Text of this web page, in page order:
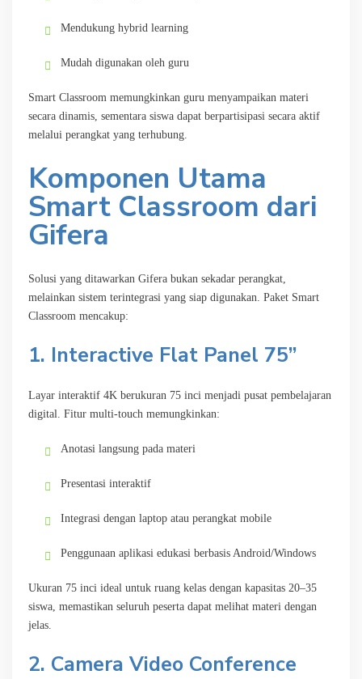
Mendukung hybrid learning
Mudah digunakan oleh guru
Smart Classroom memungkinkan guru menyampaikan materi
secara dinamis, sementara siswa dapat berpartisipasi secara aktif
melalui perangkat yang terhubung.
Komponen Utama
Smart Classroom dari
Gifera
Solusi yang ditawarkan Gifera bukan sekadar perangkat,
melainkan sistem terintegrasi yang siap digunakan. Paket Smart
Classroom mencakup:
1. Interactive Flat Panel 75”
Layar interaktif 4K berukuran 75 inci menjadi pusat pembelajaran
digital. Fitur multi-touch memungkinkan:
Anotasi langsung pada materi
Presentasi interaktif
Integrasi dengan laptop atau perangkat mobile
Penggunaan aplikasi edukasi berbasis Android/Windows
Ukuran 75 inci ideal untuk ruang kelas dengan kapasitas 20–35
siswa, memastikan seluruh peserta dapat melihat materi dengan
jelas.
2. Camera Video Conference